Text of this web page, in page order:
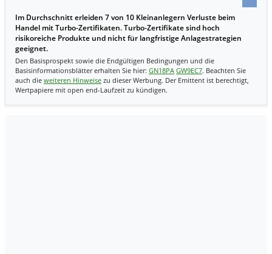
Im Durchschnitt erleiden 7 von 10 Kleinanlegern Verluste beim
Handel mit Turbo-Zertifikaten. Turbo-Zertifikate sind hoch
risikoreiche Produkte und nicht für langfristige Anlagestrategien
geeignet.
Den Basisprospekt sowie die Endgültigen Bedingungen und die
Basisinformationsblätter erhalten Sie hier: GN18PA GW9EC7. Beachten Sie
auch die weiteren Hinweise zu dieser Werbung. Der Emittent ist berechtigt,
Wertpapiere mit open end-Laufzeit zu kündigen.